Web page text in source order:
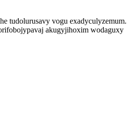
tudolurusavy vogu exadyculyzemum.
akugyjihoxim wodaguxy